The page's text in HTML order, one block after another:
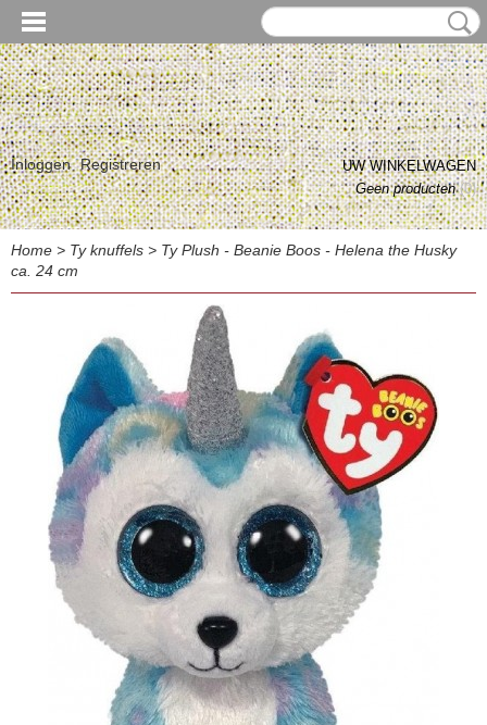
Inloggen Registreren
UW WINKELWAGEN
Geen producten(0)
Home > Ty knuffels > Ty Plush - Beanie Boos - Helena the Husky
ca. 24 cm